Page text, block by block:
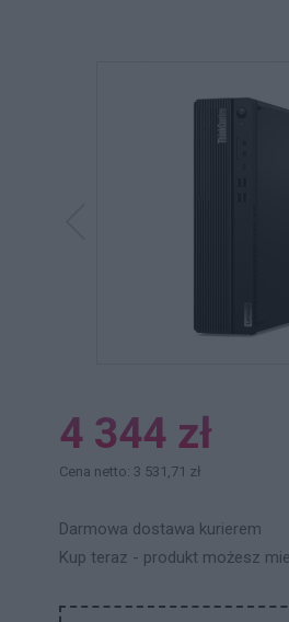
4 344 zł
Cena netto: 3 531,71 zł
Darmowa dostawa kurierem
Kup teraz - produkt możesz